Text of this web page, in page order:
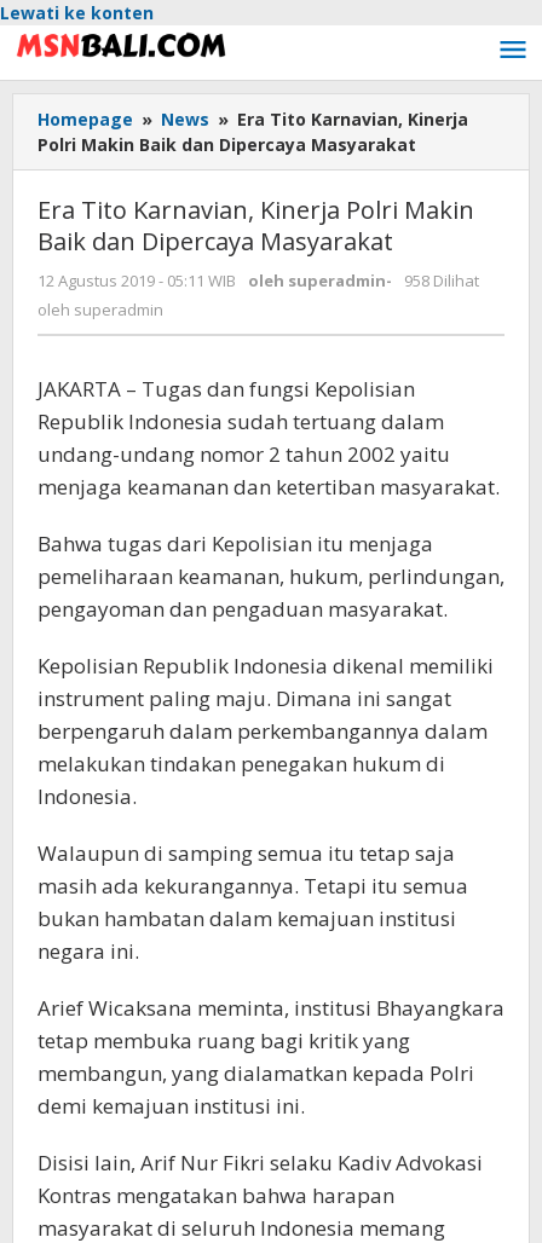
Lewati ke konten
Homepage » News » Era Tito Karnavian, Kinerja
Polri Makin Baik dan Dipercaya Masyarakat
Era Tito Karnavian, Kinerja Polri Makin
Baik dan Dipercaya Masyarakat
12 Agustus 2019 - 05:11 WIB oleh superadmin-
958 Dilihat
oleh superadmin
JAKARTA – Tugas dan fungsi Kepolisian
Republik Indonesia sudah tertuang dalam
undang-undang nomor 2 tahun 2002 yaitu
menjaga keamanan dan ketertiban masyarakat.
Bahwa tugas dari Kepolisian itu menjaga
pemeliharaan keamanan, hukum, perlindungan,
pengayoman dan pengaduan masyarakat.
Kepolisian Republik Indonesia dikenal memiliki
instrument paling maju. Dimana ini sangat
berpengaruh dalam perkembangannya dalam
melakukan tindakan penegakan hukum di
Indonesia.
Walaupun di samping semua itu tetap saja
masih ada kekurangannya. Tetapi itu semua
bukan hambatan dalam kemajuan institusi
negara ini.
Arief Wicaksana meminta, institusi Bhayangkara
tetap membuka ruang bagi kritik yang
membangun, yang dialamatkan kepada Polri
demi kemajuan institusi ini.
Disisi lain, Arif Nur Fikri selaku Kadiv Advokasi
Kontras mengatakan bahwa harapan
masyarakat di seluruh Indonesia memang